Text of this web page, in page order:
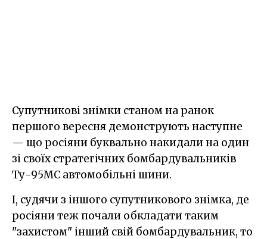
Супутникові знімки станом на ранок
першого вересня демонструють наступне
— що росіяни буквально накидали на один
зі своїх стратегічних бомбардувальників
Ту-95МС автомобільні шини.
І, судячи з іншого супутникового знімка, де
росіяни теж почали обкладати таким
"захистом" інший свій бомбардувальник, то